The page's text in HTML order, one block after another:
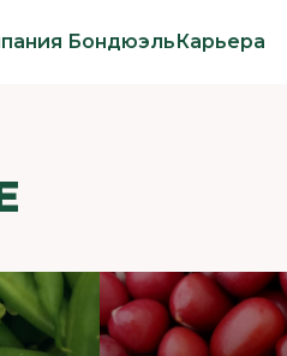
БондюэльКарьера